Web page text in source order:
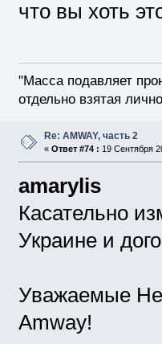
что вы хоть
"Масса подавляет
отдельно взятая
Re: AMWAY, часть 2
« Ответ #74 : 19 Сентября
amarylis
Касательно
Украине и
Уважаемые
Amway!